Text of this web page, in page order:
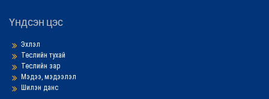
Үндсэн цэс
Эхлэл
Төслийн тухай
Төслийн зар
Мэдээ, мэдээлэл
Шилэн данс